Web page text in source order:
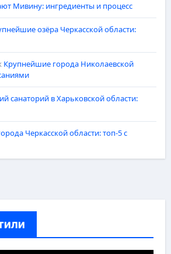
Мивину: ингредиенты и процесс
озёра Черкасской области:
Крупнейшие города Николаевской
санаторий в Харьковской области:
Черкасской области: топ-5 с